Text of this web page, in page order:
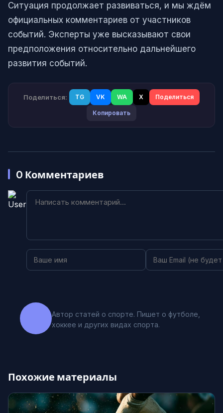
Ситуация продолжает развиваться, и мы ждём
официальных комментариев от участников
событий. Эксперты уже высказывают свои
предположения относительно дальнейшего
развития событий.
Поделиться: TG VK WA X Поделиться
Копировать
0 Комментариев
Автор статей о спорте. Пишет о футболе,
хоккее и других видах спорта.
Похожие материалы